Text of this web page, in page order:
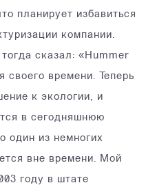
планирует избавиться
компании.
сказал: «Hummer
времени. Теперь
к экологии, и
в сегодняшнюю
один из немногих
вне времени. Мой
году в штате